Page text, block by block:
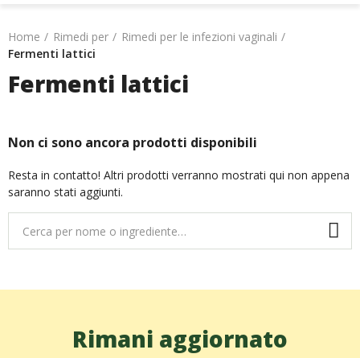
Home Rimedi per
Rimedi per le infezioni vaginali
Fermenti lattici
Fermenti lattici
Non ci sono ancora prodotti disponibili
Resta in contatto! Altri prodotti verranno mostrati qui non appena
saranno stati aggiunti.
Rimani aggiornato